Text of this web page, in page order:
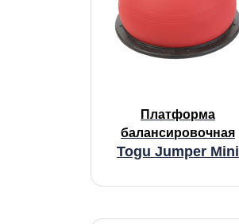
Платформа
балансировочная
Togu Jumper Mini